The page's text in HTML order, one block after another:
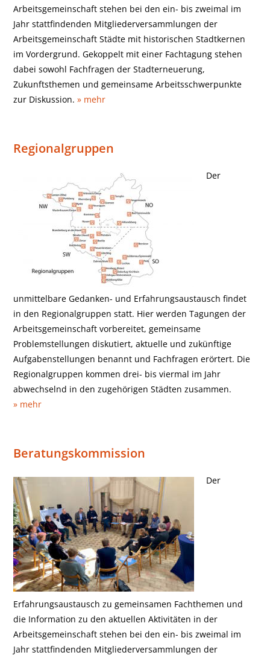
Arbeitsgemeinschaft stehen bei den ein- bis zweimal im
Jahr stattfindenden Mitgliederversammlungen der
Arbeitsgemeinschaft Städte mit historischen Stadtkernen
im Vordergrund. Gekoppelt mit einer Fachtagung stehen
dabei sowohl Fachfragen der Stadterneuerung,
Zukunftsthemen und gemeinsame Arbeitsschwerpunkte
zur Diskussion. » mehr
Regionalgruppen
Der
unmittelbare Gedanken- und Erfahrungsaustausch findet
in den Regionalgruppen statt. Hier werden Tagungen der
Arbeitsgemeinschaft vorbereitet, gemeinsame
Problemstellungen diskutiert, aktuelle und zukünftige
Aufgabenstellungen benannt und Fachfragen erörtert. Die
Regionalgruppen kommen drei- bis viermal im Jahr
abwechselnd in den zugehörigen Städten zusammen.
» mehr
Beratungskommission
Der
Erfahrungsaustausch zu gemeinsamen Fachthemen und
die Information zu den aktuellen Aktivitäten in der
Arbeitsgemeinschaft stehen bei den ein- bis zweimal im
Jahr stattfindenden Mitgliederversammlungen der